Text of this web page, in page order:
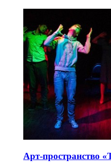
Арт-пространство